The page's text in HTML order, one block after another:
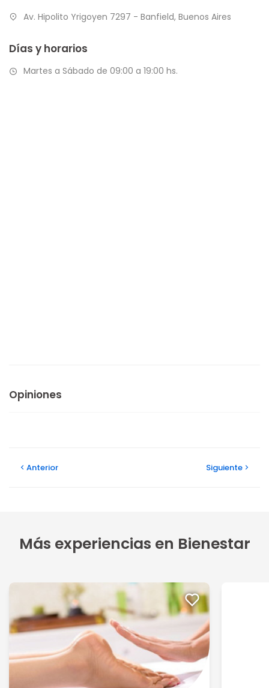
Av. Hipolito Yrigoyen 7297 - Banfield, Buenos Aires
Días y horarios
Martes a Sábado de 09:00 a 19:00 hs.
Opiniones
Anterior Siguiente
Más experiencias en Bienestar